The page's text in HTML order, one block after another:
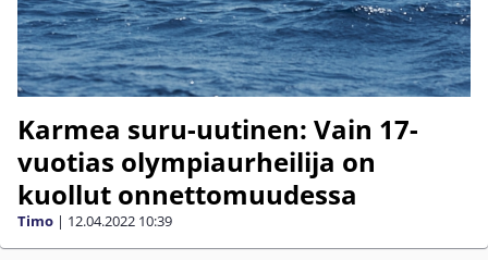
Karmea suru-uutinen: Vain 17-
vuotias olympiaurheilija on
kuollut onnettomuudessa
Timo | 12.04.2022 10:39